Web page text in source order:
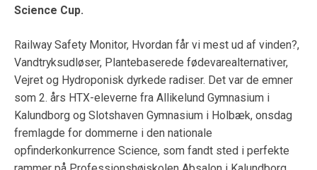
Science Cup.
Railway Safety Monitor, Hvordan får vi mest ud af vinden?,
Vandtryksudløser, Plantebaserede fødevarealternativer,
Vejret og Hydroponisk dyrkede radiser. Det var de emner
som 2. års HTX-eleverne fra Allikelund Gymnasium i
Kalundborg og Slotshaven Gymnasium i Holbæk, onsdag
fremlagde for dommerne i den nationale
opfinderkonkurrence Science, som fandt sted i perfekte